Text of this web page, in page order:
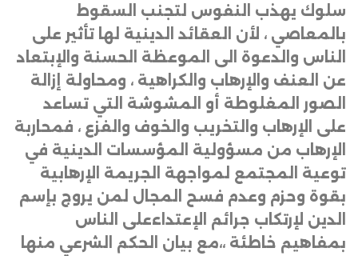
سلوك يهذب النفوس لتجنب السقوط
بالمعاصي ، لأن العقائد الدينية لها تأثير على
الناس والدعوة الى الموعظة الحسنة والإبتعاد
عن العنف والإرهاب والكراهية ، ومحاولة إزالة
الصور المغلوطة أو المشوشة التي تساعد
على الإرهاب والتخريب والخوف والفزع ، فمحاربة
الإرهاب من مسؤولية المؤسسات الدينية في
توعية المجتمع لمواجهة الجريمة الإرهابية
بقوة وحزم وعدم فسح المجال لمن يروج بإسم
الدين لإرتكاب جرائم الإعتداءعلى الناس
بمفاهيم خاطئة ،،مع بيان الحكم الشرعي منها